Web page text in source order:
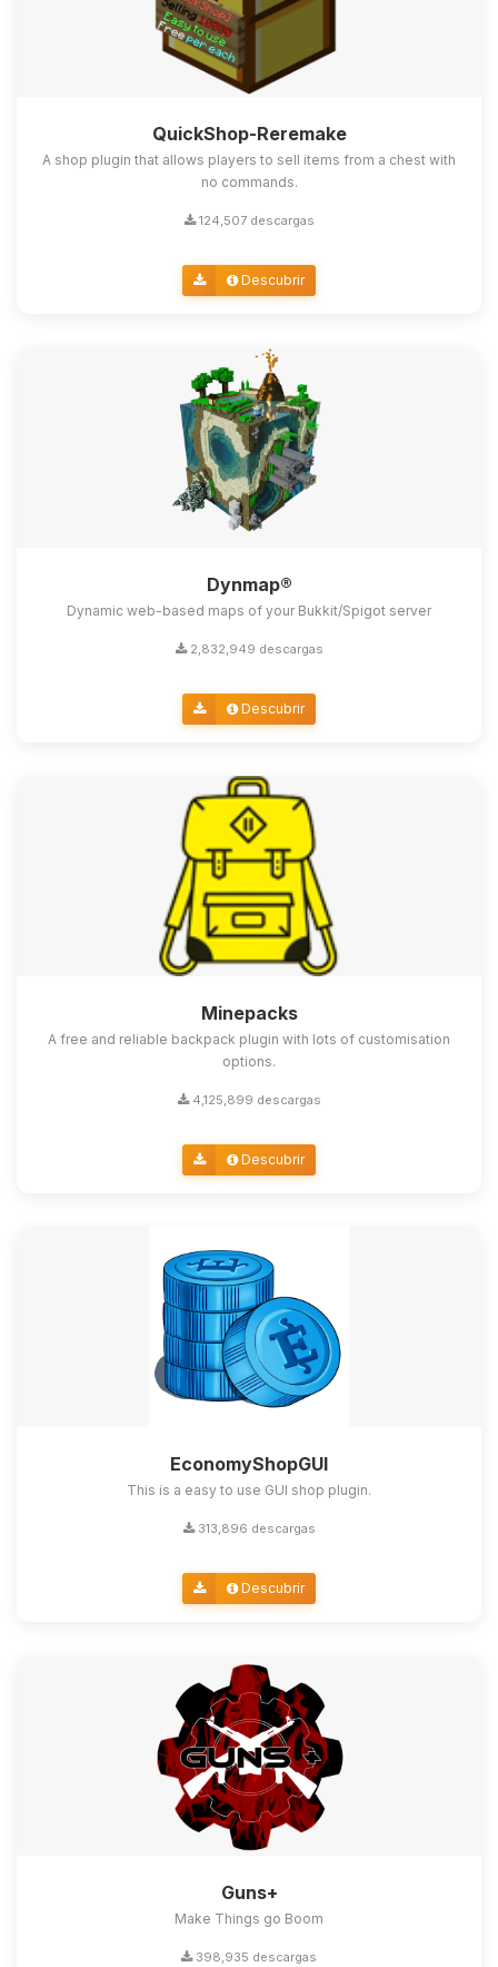
QuickShop-Reremake
A shop plugin that allows players to sell items from a chest with
no commands.
124,507 descargas
Descubrir
Dynmap®
Dynamic web-based maps of your Bukkit/Spigot server
2,832,949 descargas
Descubrir
Minepacks
A free and reliable backpack plugin with lots of customisation
options.
4,125,899 descargas
Descubrir
EconomyShopGUI
This is a easy to use GUI shop plugin.
313,896 descargas
Descubrir
Guns+
Make Things go Boom
398,935 descargas